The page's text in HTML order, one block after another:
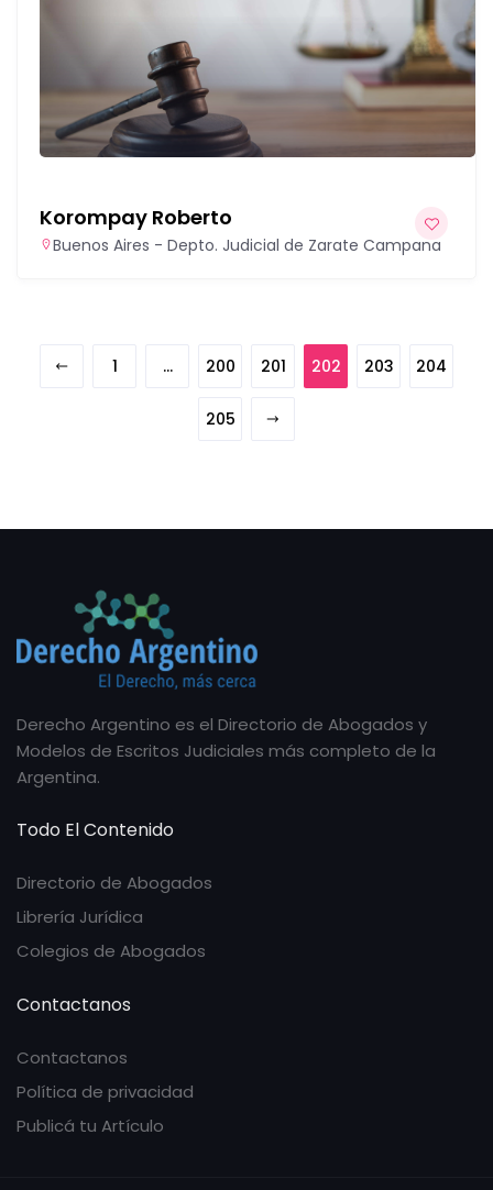
Korompay Roberto
Buenos Aires - Depto. Judicial de Zarate Campana
1 … 200 201 202 203 204
205
Derecho Argentino es el Directorio de Abogados y
Modelos de Escritos Judiciales más completo de la
Argentina.
Todo El Contenido
Directorio de Abogados
Librería Jurídica
Colegios de Abogados
Contactanos
Contactanos
Política de privacidad
Publicá tu Artículo